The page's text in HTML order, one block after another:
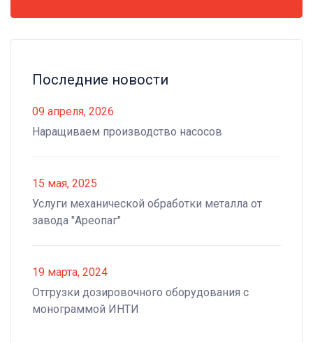
Последние новости
09 апреля, 2026
Наращиваем производство насосов
15 мая, 2025
Услуги механической обработки металла от
завода "Ареопаг"
19 марта, 2024
Отгрузки дозировочного оборудования с
монограммой ИНТИ